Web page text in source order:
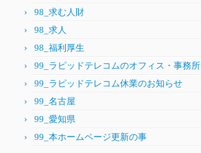
98_求む人財
98_求人
98_福利厚生
99_ラピッドテレコムのオフィス・事務所
99_ラピッドテレコム休業のお知らせ
99_名古屋
99_愛知県
99_本ホームページ更新の事